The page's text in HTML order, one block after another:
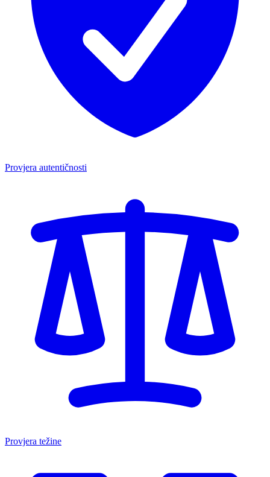
Provjera autentičnosti
Provjera težine